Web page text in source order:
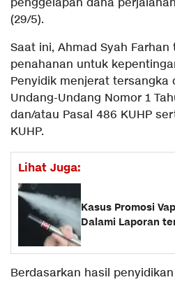
penggelapan dana
(29/5).
Saat ini, Ahmad Syah
penahanan untuk
Penyidik menjerat tersangka
Undang-Undang Nomor 1
dan/atau Pasal 486 KUHP
KUHP.
Lihat Juga:
Kasus Promosi
Dalami Laporan
Berdasarkan hasil